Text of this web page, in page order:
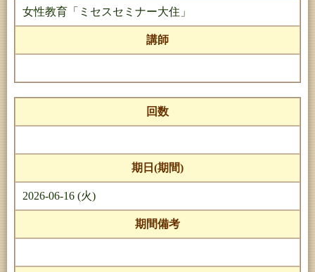
女性教育「ミセスセミナー大住」
講師
回数
期日(期間)
2026-06-16 (火)
期間備考